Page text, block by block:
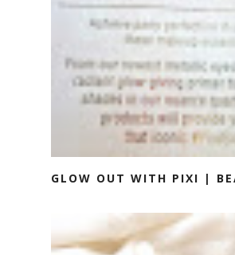
GLOW OUT WITH PIXI |